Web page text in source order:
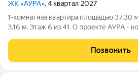
ЖК «АУРА», 4 квартал 2027
1-комнатная квартира площадью 37.30
3.16 м. Этаж 6 из 41. О проекте АУРА -
состоит из 42-этажной Бронзовой
Серебряной. Рядом расположены
Позвонить